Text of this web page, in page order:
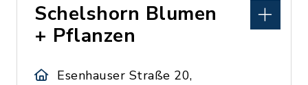
Schelshorn Blumen
+ Pflanzen
Esenhauser Straße 20,